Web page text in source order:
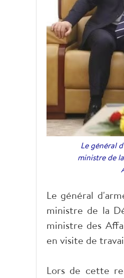
Le général
ministre de
Le général
ministre de la
ministre des
en visite de
Lors de cette